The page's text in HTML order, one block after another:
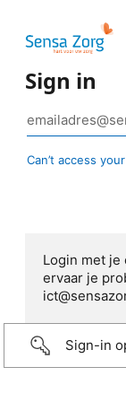
Sign in
Can’t access
Login met je
ervaar je
Sign-in